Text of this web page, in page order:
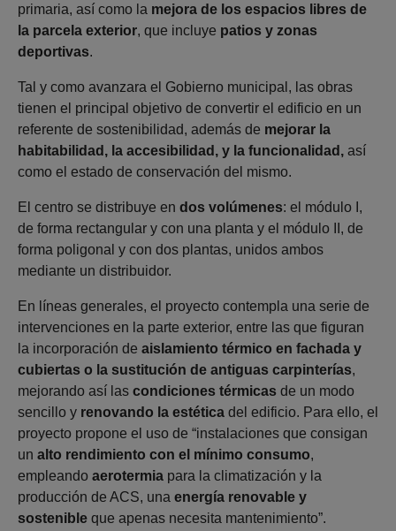
primaria, así como la mejora de los espacios libres de
la parcela exterior, que incluye patios y zonas
deportivas.
Tal y como avanzara el Gobierno municipal, las obras
tienen el principal objetivo de convertir el edificio en un
referente de sostenibilidad, además de mejorar la
habitabilidad, la accesibilidad, y la funcionalidad, así
como el estado de conservación del mismo.
El centro se distribuye en dos volúmenes: el módulo I,
de forma rectangular y con una planta y el módulo II, de
forma poligonal y con dos plantas, unidos ambos
mediante un distribuidor.
En líneas generales, el proyecto contempla una serie de
intervenciones en la parte exterior, entre las que figuran
la incorporación de aislamiento térmico en fachada y
cubiertas o la sustitución de antiguas carpinterías,
mejorando así las condiciones térmicas de un modo
sencillo y renovando la estética del edificio. Para ello, el
proyecto propone el uso de “instalaciones que consigan
un alto rendimiento con el mínimo consumo,
empleando aerotermia para la climatización y la
producción de ACS, una energía renovable y
sostenible que apenas necesita mantenimiento”.